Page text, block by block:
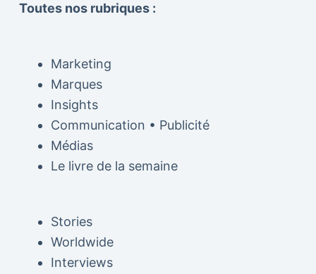
Toutes nos rubriques :
Marketing
Marques
Insights
Communication • Publicité
Médias
Le livre de la semaine
Stories
Worldwide
Interviews